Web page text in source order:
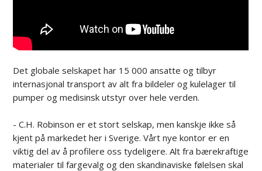
Det globale selskapet har 15 000 ansatte og tilbyr
internasjonal transport av alt fra bildeler og kulelager til
pumper og medisinsk utstyr over hele verden.
- C.H. Robinson er et stort selskap, men kanskje ikke så
kjent på markedet her i Sverige. Vårt nye kontor er en
viktig del av å profilere oss tydeligere. Alt fra bærekraftige
materialer til fargevalg og den skandinaviske følelsen skal